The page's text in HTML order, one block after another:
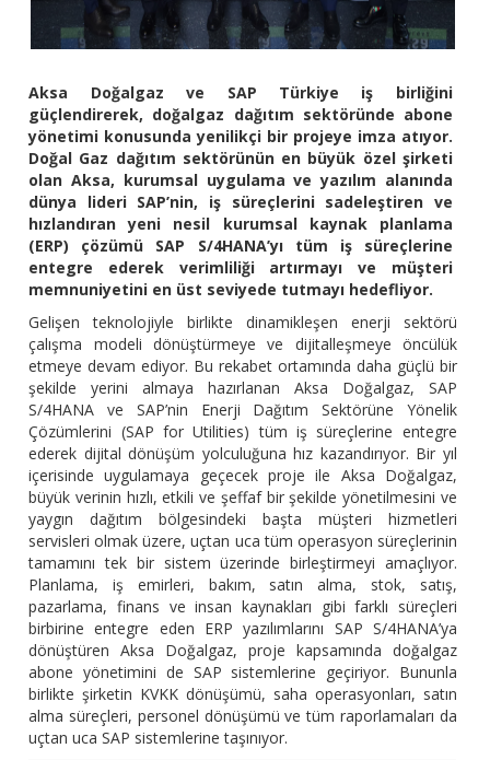
Aksa Doğalgaz ve SAP Türkiye iş birliğini
güçlendirerek, doğalgaz dağıtım sektöründe abone
yönetimi konusunda yenilikçi bir projeye imza atıyor.
Doğal Gaz dağıtım sektörünün en büyük özel şirketi
olan Aksa, kurumsal uygulama ve yazılım alanında
dünya lideri SAP’nin, iş süreçlerini sadeleştiren ve
hızlandıran yeni nesil kurumsal kaynak planlama
(ERP) çözümü SAP S/4HANA’yı tüm iş süreçlerine
entegre ederek verimliliği artırmayı ve müşteri
memnuniyetini en üst seviyede tutmayı hedefliyor.
Gelişen teknolojiyle birlikte dinamikleşen enerji sektörü
çalışma modeli dönüştürmeye ve dijitalleşmeye öncülük
etmeye devam ediyor. Bu rekabet ortamında daha güçlü bir
şekilde yerini almaya hazırlanan Aksa Doğalgaz, SAP
S/4HANA ve SAP’nin Enerji Dağıtım Sektörüne Yönelik
Çözümlerini (SAP for Utilities) tüm iş süreçlerine entegre
ederek dijital dönüşüm yolculuğuna hız kazandırıyor. Bir yıl
içerisinde uygulamaya geçecek proje ile Aksa Doğalgaz,
büyük verinin hızlı, etkili ve şeffaf bir şekilde yönetilmesini ve
yaygın dağıtım bölgesindeki başta müşteri hizmetleri
servisleri olmak üzere, uçtan uca tüm operasyon süreçlerinin
tamamını tek bir sistem üzerinde birleştirmeyi amaçlıyor.
Planlama, iş emirleri, bakım, satın alma, stok, satış,
pazarlama, finans ve insan kaynakları gibi farklı süreçleri
birbirine entegre eden ERP yazılımlarını SAP S/4HANA’ya
dönüştüren Aksa Doğalgaz, proje kapsamında doğalgaz
abone yönetimini de SAP sistemlerine geçiriyor. Bununla
birlikte şirketin KVKK dönüşümü, saha operasyonları, satın
alma süreçleri, personel dönüşümü ve tüm raporlamaları da
uçtan uca SAP sistemlerine taşınıyor.